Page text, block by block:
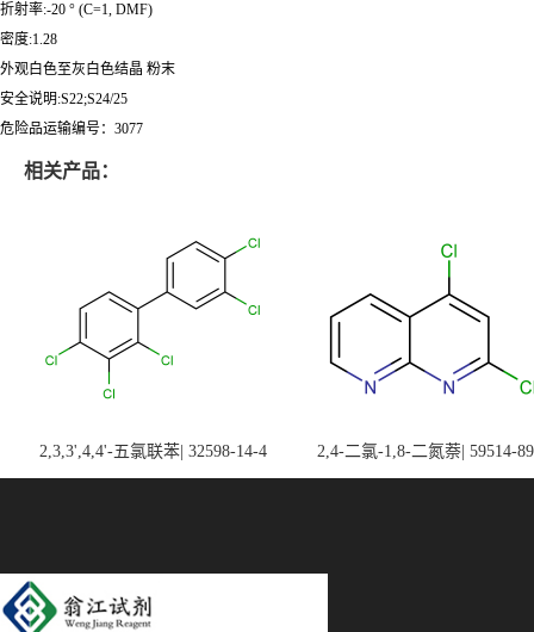
折射率:-20 ° (C=1, DMF)
密度:1.28
外观白色至灰白色结晶 粉末
安全说明:S22;S24/25
危险品运输编号：3077
相关产品：
2,3,3',4,4'-五氯联苯| 32598-14-4 2,4-二氯-1,8-二氮萘| 59514-